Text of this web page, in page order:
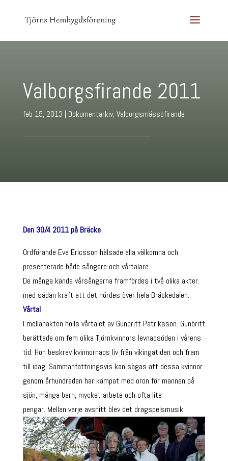
Valborgsfirande 2011
feb 15, 2013 | Dokumentarkiv, Valborgsmässofirande
Den 30/4 2011 på Bräcke
Ordförande Eva Ericsson hälsade alla välkomna och
presenterade både sångare och vårtalare.
De många kända vårsångerna framfördes i två olika akter.
med sådan kraft att det hördes över hela Bräckedalen.
Vårtal
I mellanakten hölls vårtalet av Gunbritt Patriksson. Gunbritt
berättade om fem olika Tjörnkvinnors levnadsöden i vårens
tid. Hon beskrev kvinnornaqs liv från vikingatiden och fram
till idag. Sammanfattningsvis kan sägas att dessa kvinnor
genom århundraden har kämpat med oron för mannen på
sjön, många barn, mycket arbete och ofta lite
pengar. Mellan varje avsnitt blev det dragspelsmusik.